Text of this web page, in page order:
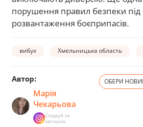
порушення правил безпеки під
розвантаження боєприпасів.
вибух Хмельницька область
Автор:
Марія
Чекарьова
Слідкуй за
автором
ОБЕРИ